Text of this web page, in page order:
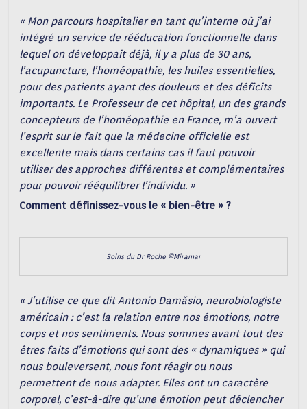
« Mon parcours hospitalier en tant qu’interne où j’ai
intégré un service de rééducation fonctionnelle dans
lequel on développait déjà, il y a plus de 30 ans,
l’acupuncture, l’homéopathie, les huiles essentielles,
pour des patients ayant des douleurs et des déficits
importants. Le Professeur de cet hôpital, un des grands
concepteurs de l’homéopathie en France, m’a ouvert
l’esprit sur le fait que la médecine officielle est
excellente mais dans certains cas il faut pouvoir
utiliser des approches différentes et complémentaires
pour pouvoir rééquilibrer l’individu. »
Comment définissez-vous le « bien-être » ?
Soins du Dr Roche ©Miramar
« J’utilise ce que dit Antonio Damăsio, neurobiologiste
américain : c’est la relation entre nos émotions, notre
corps et nos sentiments. Nous sommes avant tout des
êtres faits d’émotions qui sont des « dynamiques » qui
nous bouleversent, nous font réagir ou nous
permettent de nous adapter. Elles ont un caractère
corporel, c’est-à-dire qu’une émotion peut déclencher